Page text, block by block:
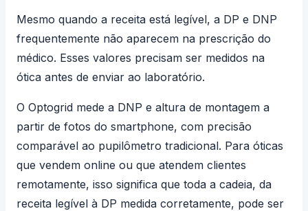
Mesmo quando a receita está legível, a DP e DNP
frequentemente não aparecem na prescrição do
médico. Esses valores precisam ser medidos na
ótica antes de enviar ao laboratório.
O Optogrid mede a DNP e altura de montagem a
partir de fotos do smartphone, com precisão
comparável ao pupilômetro tradicional. Para óticas
que vendem online ou que atendem clientes
remotamente, isso significa que toda a cadeia, da
receita legível à DP medida corretamente, pode ser